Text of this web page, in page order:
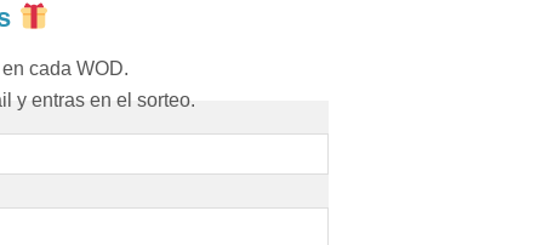
cada WOD.
y entras en el sorteo.